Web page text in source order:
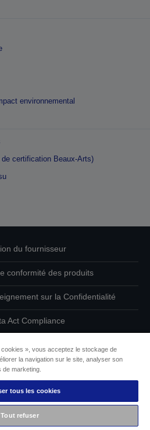
environnemental
certification Beaux-Arts)
du fournisseur
conformité des produits
sur la Confidentialité
Act Compliance
sur les cookies
pour l’accessibilité
2026 Seiko Epson
», vous acceptez le stockage de
la navigation sur le site, analyser son
marketing.
tous les cookies
Tout refuser